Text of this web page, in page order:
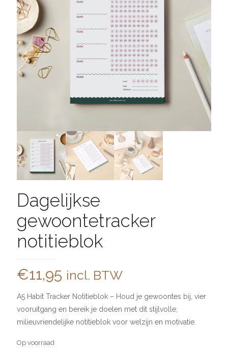
Dagelijkse
gewoontetracker
notitieblok
€11,95 incl. BTW
A5 Habit Tracker Notitieblok – Houd je gewoontes bij, vier
vooruitgang en bereik je doelen met dit stijlvolle,
milieuvriendelijke notitieblok voor welzijn en motivatie.
Op voorraad